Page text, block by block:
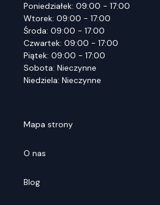
Poniedziałek: 09:00 - 17:00
Wtorek: 09:00 - 17:00
Środa: 09:00 - 17:00
Czwartek: 09:00 - 17:00
Piątek: 09:00 - 17:00
Sobota: Nieczynne
Niedziela: Nieczynne
Mapa strony
O nas
Blog